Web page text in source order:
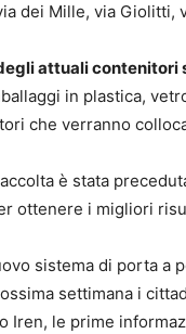
dei Mille, via Giolitti,
attuali contenitori
in plastica,
che verranno
è stata
ottenere i migliori
sistema di porta
settimana i
Iren, le prime